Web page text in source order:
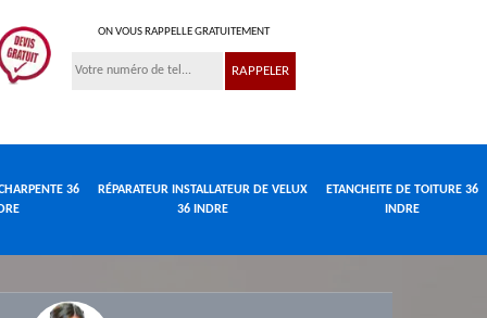
ON VOUS RAPPELLE GRATUITEMENT
36
RÉPARATEUR INSTALLATEUR DE VELUX
36 INDRE
ETANCHEITE DE TOITURE 36
INDRE